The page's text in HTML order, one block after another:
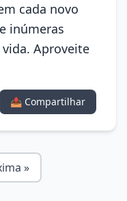
cada novo
inúmeras
Aproveite
📤 Compartilhar
»